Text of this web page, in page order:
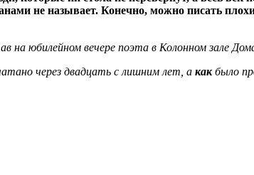
не называет. Конечно, можно писать
на юбилейном вечере поэта в Колонном зале
через двадцать с лишним лет, а какбыло